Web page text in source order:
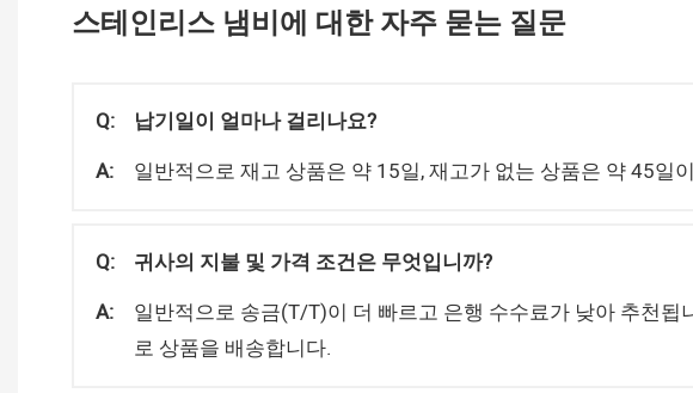
스테인리스 냄비에 대한 자주 묻는 질문
Q:
납기일이 얼마나 걸리나요?
A:
일반적으로 재고 상품은 약 15일, 재고가 없는 상품은 약 45일
Q:
귀사의 지불 및 가격 조건은 무엇입니까?
A:
일반적으로 송금(T/T)이 더 빠르고 은행 수수료가 낮아 추천
로 상품을 배송합니다.